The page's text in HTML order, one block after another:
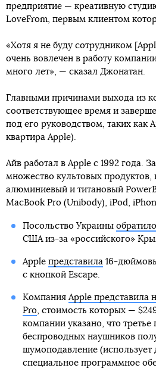
предприятие — креативную
LoveFrom, первым клиентом
«Хотя я не буду сотрудником
очень вовлечен в работу
много лет», — сказал Джонатан.
Главными причинами выхода из
соответствующее время и
под его руководством, таких как
квартира Apple).
Айв работал в Apple c 1992 года.
множество культовых продуктов,
алюминиевый и титановый
MacBook Pro (Unibody), iPod,
Посольство Украины
США из-за «российского»
Apple представила 16-
с кнопкой Escape.
Компания Apple представила
Pro, стоимость которых —
компании указано, что третье
беспроводных наушников
шумоподавление
специальное программное